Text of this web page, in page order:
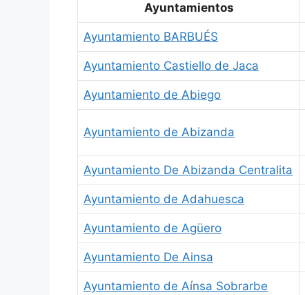
Ayuntamientos
Ayuntamiento BARBUÉS
Ayuntamiento Castiello de Jaca
Ayuntamiento de Abiego
Ayuntamiento de Abizanda
Ayuntamiento De Abizanda Centralita
Ayuntamiento de Adahuesca
Ayuntamiento de Agüero
Ayuntamiento De Ainsa
Ayuntamiento de Aínsa Sobrarbe